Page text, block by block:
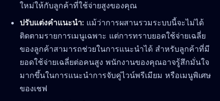
ใหม่ให้กับลูกค้าที่ใช้จ่ายสูงของคุณ
ปรับแต่งคำแนะนำ: แม้ว่าการผสานรวมระบบนี้จะไม่ได้
ติดตามรายการเมนูเฉพาะ แต่การทราบยอดใช้จ่ายเฉลี่ย
ของลูกค้าสามารถช่วยในการแนะนำได้ สำหรับลูกค้าที่มี
ยอดใช้จ่ายเฉลี่ยต่อคนสูง พนักงานของคุณอาจรู้สึกมั่นใจ
มากขึ้นในการแนะนำการจับคู่ไวน์พรีเมียม หรือเมนูพิเศษ
ของเชฟ